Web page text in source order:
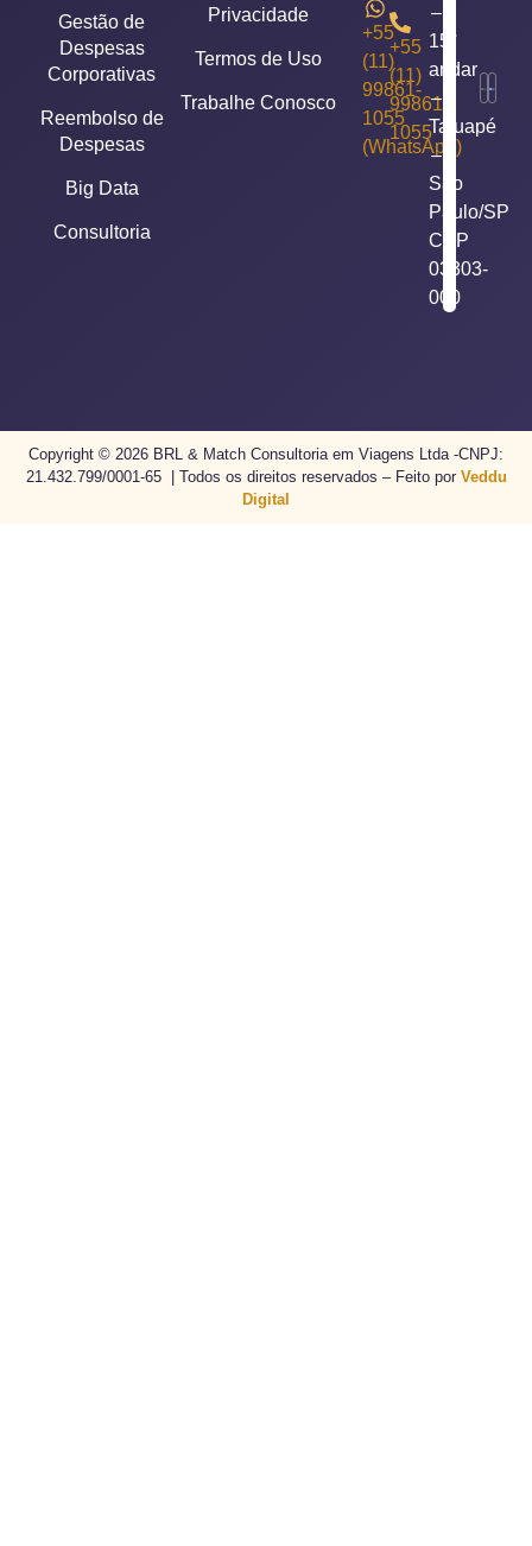
Gestão de
Despesas
Corporativas
Reembolso de
Despesas
Big Data
Consultoria
Privacidade
Termos de Uso
Trabalhe Conosco
+55
(11)
99861-
1055
(WhatsApp)
+55
(11)
99861-
1055
–
15°
andar
–
Tatuapé
–
São
Paulo/SP
CEP
03303-
000
Copyright © 2026 BRL & Match Consultoria em Viagens Ltda -CNPJ:
21.432.799/0001-65 | Todos os direitos reservados – Feito por Veddu
Digital